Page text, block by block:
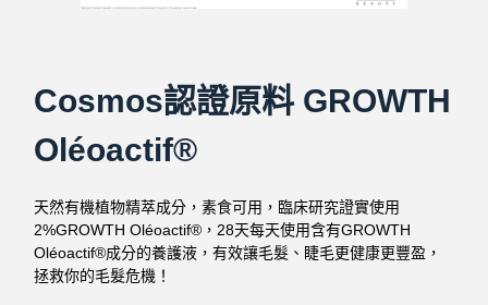
Cosmos認證原料 GROWTH
Oléoactif®
天然有機植物精萃成分，素食可用，臨床研究證實使用
2%GROWTH Oléoactif®，28天每天使用含有GROWTH
Oléoactif®成分的養護液，有效讓毛髮、睫毛更健康更豐盈，
拯救你的毛髮危機！